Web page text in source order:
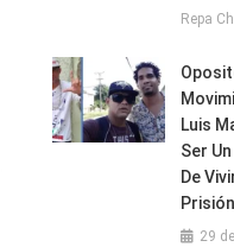
Repa
Luis
Ser
De
Prisión
29